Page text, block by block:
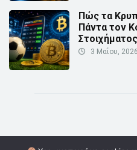
Πώς τα
Πάντα τον
Στοιχήματος
3 Μαΐου, 2026